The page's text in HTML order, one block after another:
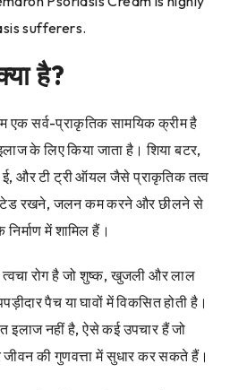
sufferers.
है?
एक सर्व-प्राकृतिक सामयिक क्रीम है
के लिए किया जाता है। शिया बटर,
ई, और टी ट्री ऑयल जैसे प्राकृतिक तत्व
रखने, जलन कम करने और छीलने से
में शामिल हैं।
रोग है जो शुष्क, खुजली और लाल
पैच या घावों में विकसित होती है।
इलाज नहीं है, ऐसे कई उपचार हैं जो
की गुणवत्ता में सुधार कर सकते हैं।